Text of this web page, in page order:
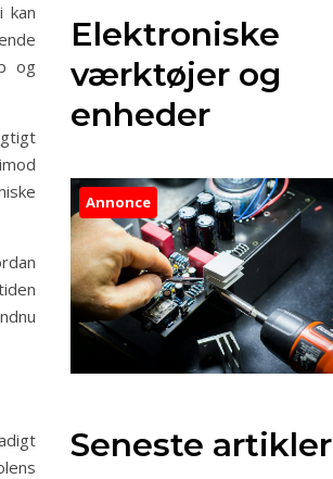
kan
og
Elektroniske
værktøjer og
enheder
Annonce
Seneste artikler